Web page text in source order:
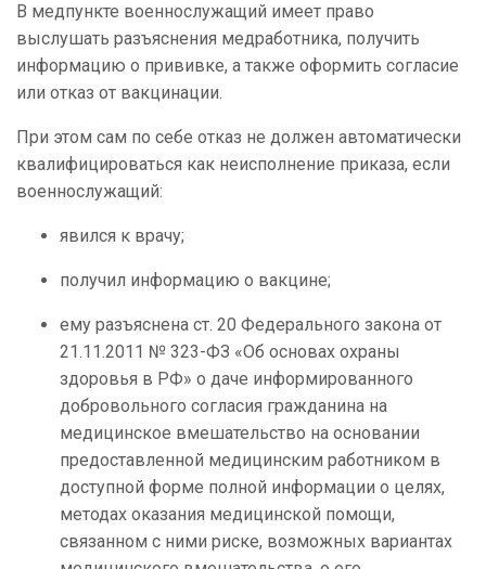
В медпункте военнослужащий имеет право
выслушать разъяснения медработника, получить
информацию о прививке, а также оформить согласие
или отказ от вакцинации.
При этом сам по себе отказ не должен автоматически
квалифицироваться как неисполнение приказа, если
военнослужащий:
явился к врачу;
получил информацию о вакцине;
ему разъяснена ст. 20 Федерального закона от
21.11.2011 № 323-ФЗ «Об основах охраны
здоровья в РФ» о даче информированного
добровольного согласия гражданина на
медицинское вмешательство на основании
предоставленной медицинским работником в
доступной форме полной информации о целях,
методах оказания медицинской помощи,
связанном с ними риске, возможных вариантах